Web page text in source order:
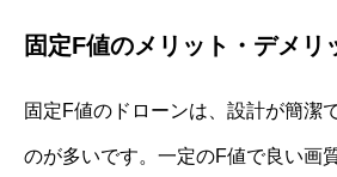
固定F値のメリット・デメリ
固定F値のドローンは、設計が簡潔
のが多いです。一定のF値で良い画